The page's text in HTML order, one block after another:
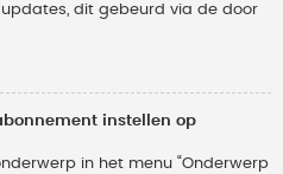
dit gebeurd via de door
instellen op
in het menu “Onderwerp